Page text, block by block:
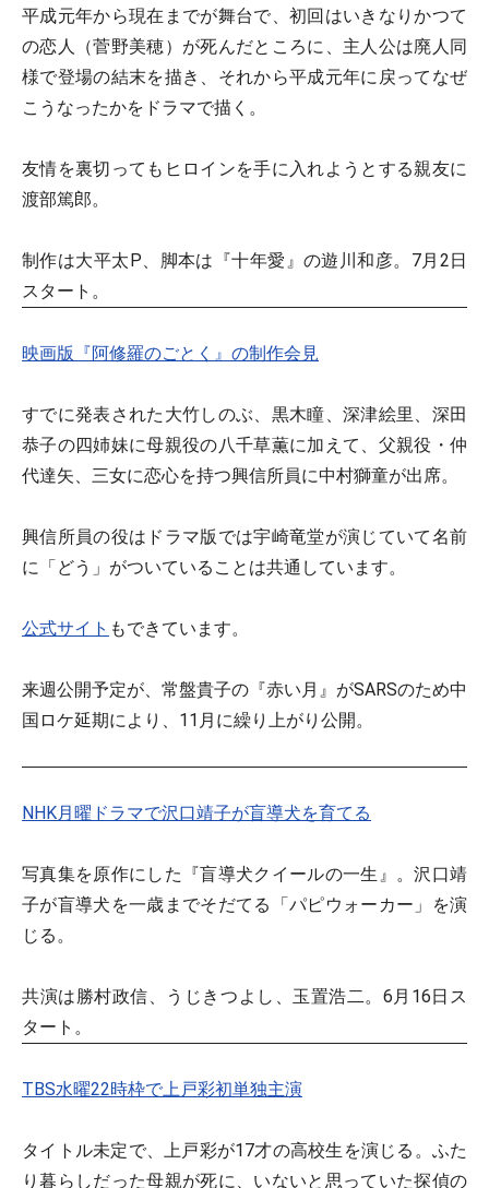
平成元年から現在までが舞台で、初回はいきなりかつて
の恋人（菅野美穂）が死んだところに、主人公は廃人同
様で登場の結末を描き、それから平成元年に戻ってなぜ
こうなったかをドラマで描く。
友情を裏切ってもヒロインを手に入れようとする親友に
渡部篤郎。
制作は大平太P、脚本は『十年愛』の遊川和彦。7月2日
スタート。
映画版『阿修羅のごとく』の制作会見
すでに発表された大竹しのぶ、黒木瞳、深津絵里、深田
恭子の四姉妹に母親役の八千草薫に加えて、父親役・仲
代達矢、三女に恋心を持つ興信所員に中村獅童が出席。
興信所員の役はドラマ版では宇崎竜堂が演じていて名前
に「どう」がついていることは共通しています。
公式サイト もできています。
来週公開予定が、常盤貴子の『赤い月』がSARSのため中
国ロケ延期により、11月に繰り上がり公開。
NHK月曜ドラマで沢口靖子が盲導犬を育てる
写真集を原作にした『盲導犬クイールの一生』。沢口靖
子が盲導犬を一歳までそだてる「パピウォーカー」を演
じる。
共演は勝村政信、うじきつよし、玉置浩二。6月16日ス
タート。
TBS水曜22時枠で上戸彩初単独主演
タイトル未定で、上戸彩が17才の高校生を演じる。ふた
り暮らしだった母親が死に、いないと思っていた探偵の